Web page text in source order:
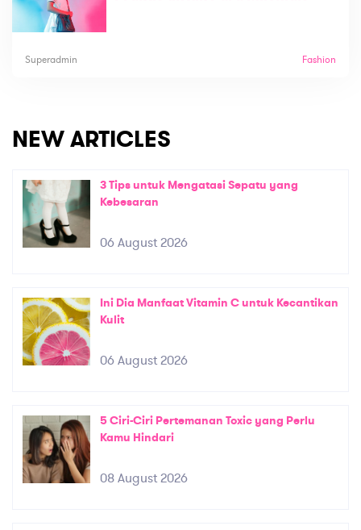
Superadmin Fashion
NEW ARTICLES
3 Tips untuk Mengatasi Sepatu yang
Kebesaran
06 August 2026
Ini Dia Manfaat Vitamin C untuk Kecantikan
Kulit
06 August 2026
5 Ciri-Ciri Pertemanan Toxic yang Perlu
Kamu Hindari
08 August 2026